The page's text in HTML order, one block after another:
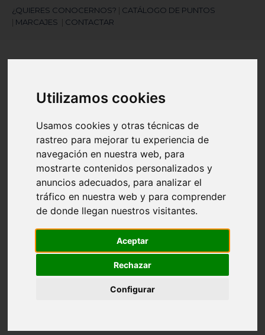
Utilizamos cookies
Usamos cookies y otras técnicas de
rastreo para mejorar tu experiencia de
navegación en nuestra web, para
mostrarte contenidos personalizados y
anuncios adecuados, para analizar el
tráfico en nuestra web y para comprender
de donde llegan nuestros visitantes.
Aceptar
Rechazar
Configurar
¿QUIERES CONOCERNOS?
CATÁLOGO DE PUNTOS
MARCAJES CONTACTAR
¿Necesitas ayuda?
945 121 003
Navegación
palanca
Artículos (0)
search
Fitness